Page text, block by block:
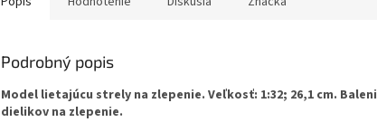
Podrobný popis
Model lietajúcu strely na zlepenie. Veľkosť: 1:32; 26,1 cm.
dielikov na zlepenie.